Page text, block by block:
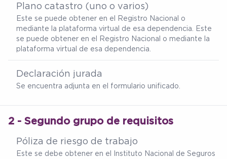
Plano catastro (uno o varios)
Este se puede obtener en el Registro Nacional o
mediante la plataforma virtual de esa dependencia. Este
se puede obtener en el Registro Nacional o mediante la
plataforma virtual de esa dependencia.
Declaración jurada
Se encuentra adjunta en el formulario unificado.
2 - Segundo grupo de requisitos
Póliza de riesgo de trabajo
Este se debe obtener en el Instituto Nacional de Seguros